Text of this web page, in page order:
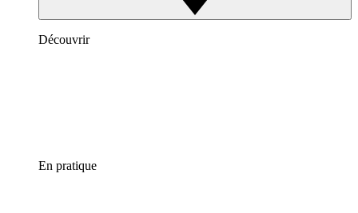
Découvrir
En pratique